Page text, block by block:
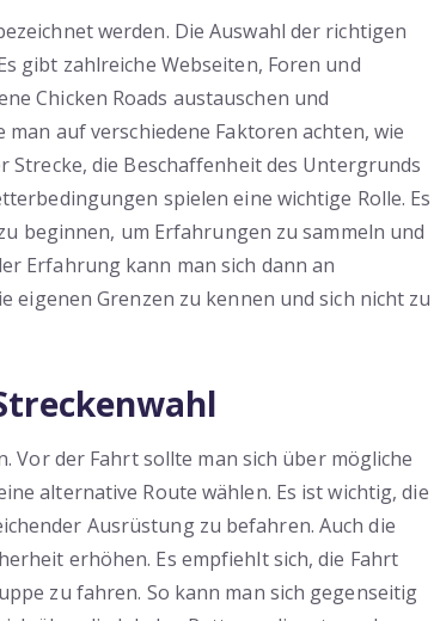
werden. Die Auswahl der richtigen
gibt zahlreiche Webseiten, Foren und
Chicken Roads austauschen und
auf verschiedene Faktoren achten, wie
Strecke, die Beschaffenheit des Untergrunds
spielen eine wichtige Rolle. Es
beginnen, um Erfahrungen zu sammeln und
Erfahrung kann man sich dann an
eigenen Grenzen zu kennen und sich nicht zu
Vor der Fahrt sollte man sich über mögliche
alternative Route wählen. Es ist wichtig, die
Ausrüstung zu befahren. Auch die
erhöhen. Es empfiehlt sich, die Fahrt
zu fahren. So kann man sich gegenseitig